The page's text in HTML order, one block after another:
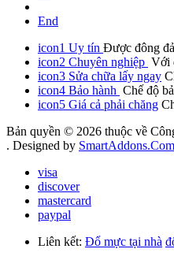
End
icon1 Uy tín Được đông
icon2 Chuyên nghiệp Với
icon3 Sửa chữa lấy ngay
icon4 Bảo hành Chế độ
icon5 Giá cả phải chăng
Bản quyền © 2026 thuộc về
. Designed by SmartAddons.Com
visa
discover
mastercard
paypal
Liên kết: Đổ mực tại nhà